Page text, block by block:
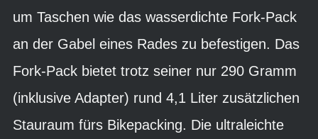
um Taschen wie das wasserdichte Fork-Pack
an der Gabel eines Rades zu befestigen. Das
Fork-Pack bietet trotz seiner nur 290 Gramm
(inklusive Adapter) rund 4,1 Liter zusätzlichen
Stauraum fürs Bikepacking. Die ultraleichte